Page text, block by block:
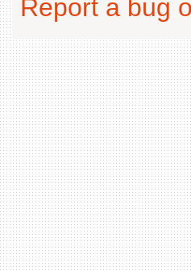
Report a bug